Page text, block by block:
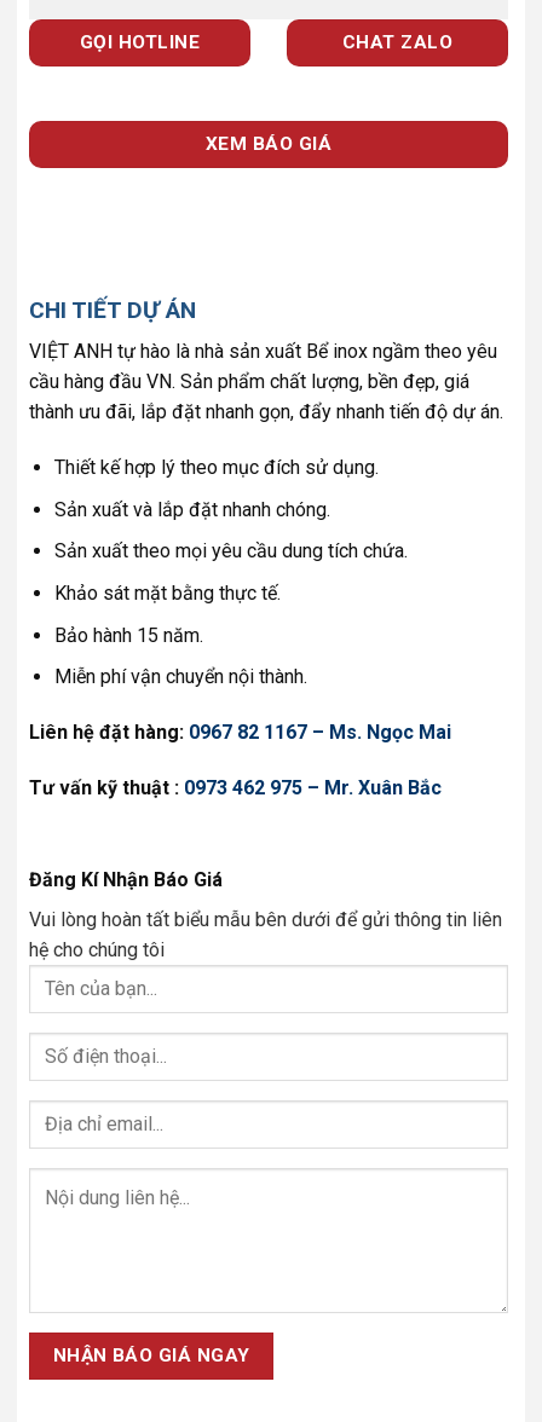
GỌI HOTLINE CHAT ZALO
XEM BÁO GIÁ
CHI TIẾT DỰ ÁN
VIỆT ANH tự hào là nhà sản xuất Bể inox ngầm theo yêu
cầu hàng đầu VN. Sản phẩm chất lượng, bền đẹp, giá
thành ưu đãi, lắp đặt nhanh gọn, đẩy nhanh tiến độ dự án.
Thiết kế hợp lý theo mục đích sử dụng.
Sản xuất và lắp đặt nhanh chóng.
Sản xuất theo mọi yêu cầu dung tích chứa.
Khảo sát mặt bằng thực tế.
Bảo hành 15 năm.
Miễn phí vận chuyển nội thành.
Liên hệ đặt hàng: 0967 82 1167 – Ms. Ngọc Mai
Tư vấn kỹ thuật : 0973 462 975 – Mr. Xuân Bắc
Đăng Kí Nhận Báo Giá
Vui lòng hoàn tất biểu mẫu bên dưới để gửi thông tin liên
hệ cho chúng tôi